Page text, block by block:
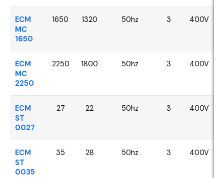
ECM
MC
1650
1650 1320 50hz 3 400V
ECM
MC
2250
2250 1800 50hz 3 400V
ECM
ST
0027
27 22 50hz 3 400V
ECM
ST
0035
35 28 50hz 3 400V